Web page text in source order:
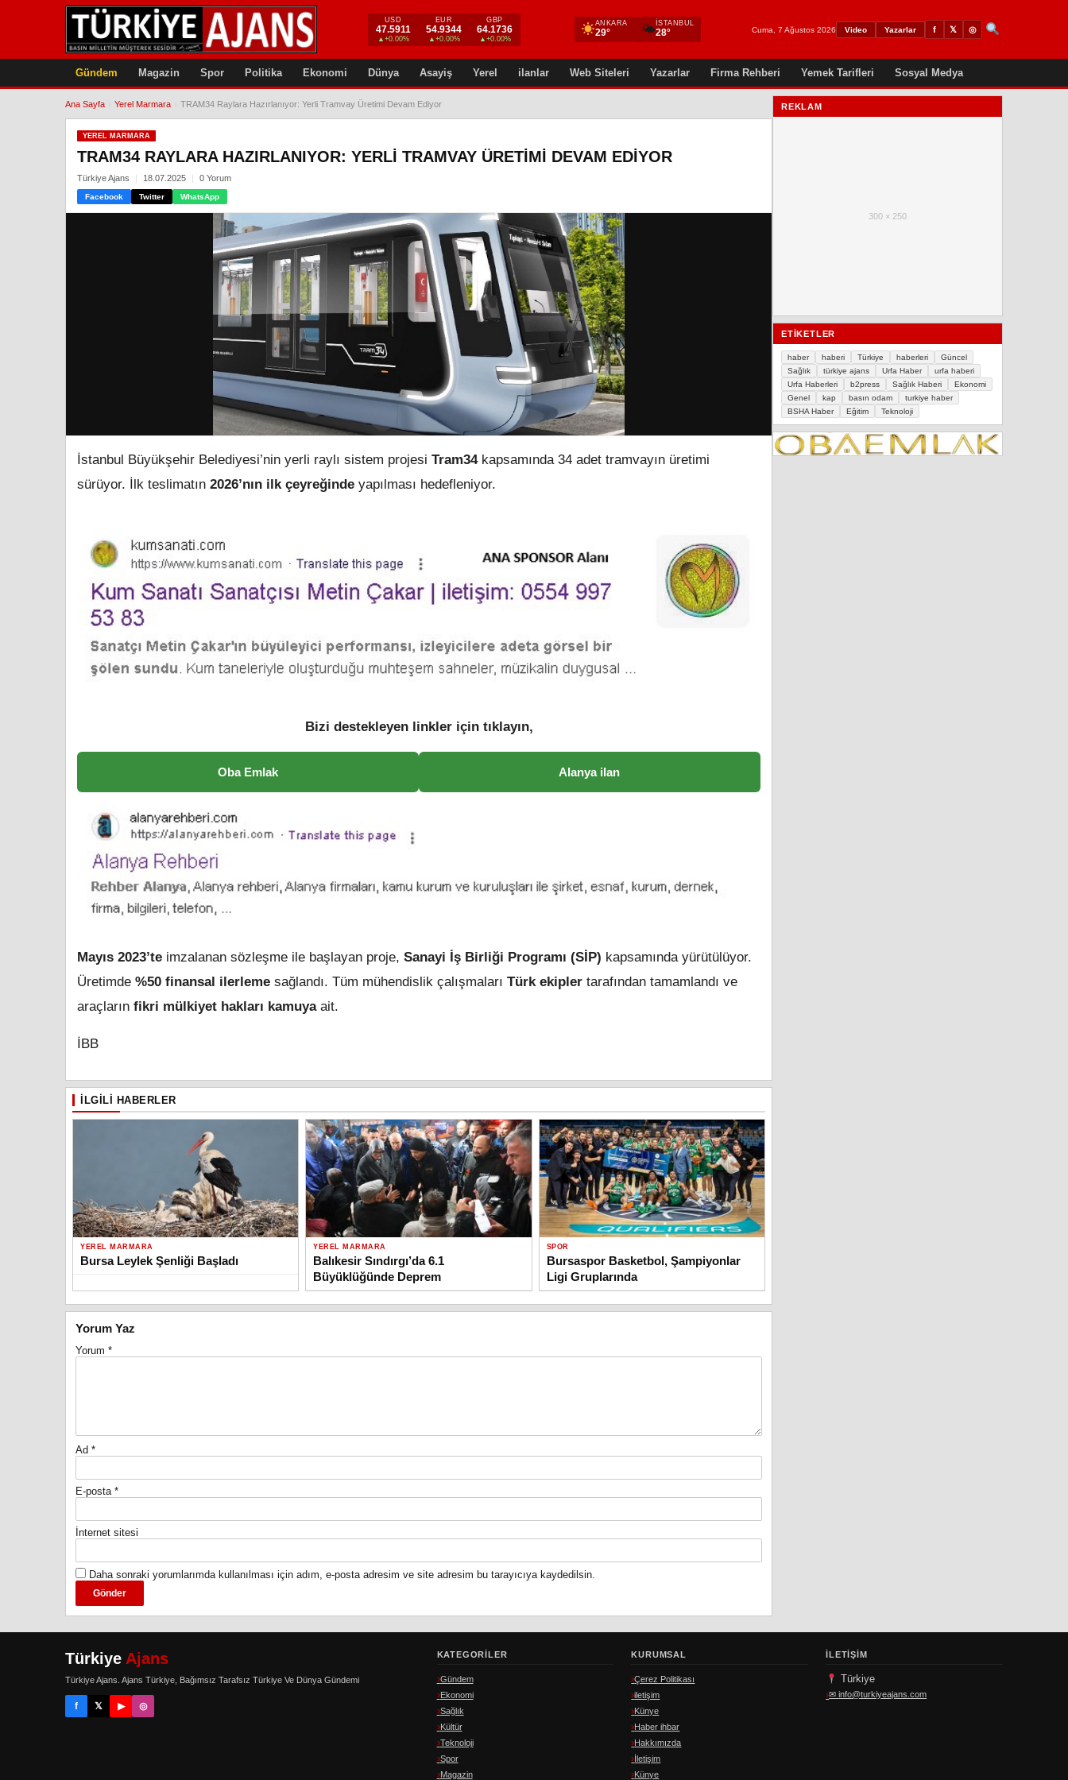
USD
47.5911
▲+0.00%
EUR
54.9344
▲+0.00%
GBP
64.1736
▲+0.00%
ANKARA
29° 🌤 İSTANBUL
28° Cuma, 7 Ağustos 2026 Video Yazarlar f 𝕏 ◎
Gündem Magazin Spor Politika Ekonomi Dünya Asayiş Yerel ilanlar Web Siteleri Yazarlar Firma Rehberi Yemek Tarifleri Sosyal Medya
Ana Sayfa Yerel Marmara TRAM34 Raylara Hazırlanıyor: Yerli Tramvay Üretimi Devam Ediyor
YEREL MARMARA
TRAM34 RAYLARA HAZIRLANIYOR: YERLI TRAMVAY ÜRETIMI DEVAM EDIYOR
Türkiye Ajans 18.07.2025 0 Yorum
Facebook Twitter WhatsApp
İstanbul Büyükşehir Belediyesi’nin yerli raylı sistem projesi Tram34kapsamında 34 adet tramvayın üretimi
sürüyor. İlk teslimatın 2026’nın ilk çeyreğinde yapılması hedefleniyor.
Bizi destekleyen linkler için tıklayın,
Oba Emlak Alanya ilan
Mayıs 2023’te imzalanan sözleşme ile başlayan proje, Sanayi İş Birliği Programı (SİP) kapsamında yürütülüyor.
Üretimde %50 finansal ilerleme sağlandı. Tüm mühendislik çalışmaları Türk ekipler tarafından tamamlandı ve
araçların fikri mülkiyet hakları kamuyaait.
İBB
İLGILI HABERLER
YEREL MARMARA
Bursa Leylek Şenliği Başladı
YEREL MARMARA
Balıkesir Sındırgı’da 6.1
Büyüklüğünde Deprem
SPOR
Bursaspor Basketbol, Şampiyonlar
Ligi Gruplarında
Yorum Yaz
Yorum *
Ad *
E-posta *
İnternet sitesi
Daha sonraki yorumlarımda kullanılması için adım, e-posta adresim ve site adresim bu tarayıcıya kaydedilsin.
REKLAM
300 × 250
ETIKETLER
haber haberi Türkiye haberleri
Güncel
Sağlık
türkiye ajans Urfa Haber
urfa haberi
Urfa Haberleri
b2press Sağlık Haberi
Ekonomi
Genel
kap basın odam
turkiye haber
BSHA Haber
Eğitim Teknoloji
Türkiye Ajans
Türkiye Ajans. Ajans Türkiye, Bağımsız Tarafsız Türkiye Ve Dünya Gündemi
f 𝕏 ▶ ◎
KATEGORILER
Gündem
Ekonomi
Sağlık
Kültür
Teknoloji
Spor
Magazin
KURUMSAL
Çerez Politikası
iletişim
Künye
Haber ihbar
Hakkımızda
İletişim
Künye
İLETIŞIM
Türkiye
✉info@turkiyeajans.com